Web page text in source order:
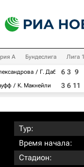
А Бундеслига Лига 1
Г. Дабровски
К. Макнейли
6 3 9
3 6 11
Тур:
Время начала:
Стадион: